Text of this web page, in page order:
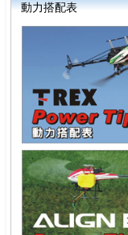
動力搭配表